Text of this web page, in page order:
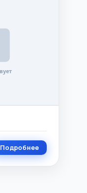
Подробнее